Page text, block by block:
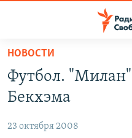
упрощенного
доступа
Вернуться
основному
ПРОГРАММЫ
ПОДКАСТЫ
ЦИТАТЫ СВОБОДЫ
НОВОСТИ
Футбол. "Милан"
Бекхэма
23 октября 2008